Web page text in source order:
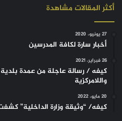
أكثر المقالات مشاهدة
27 يونيو، 2020
أخبار سارة لكافة المدرسين
26 فبراير، 2021
كيفه / رسالة عاجلة من عمدة بلدية
واللامركزية
20 مايو، 2022
كيفه/ “وثيقة وزارة الداخلية”